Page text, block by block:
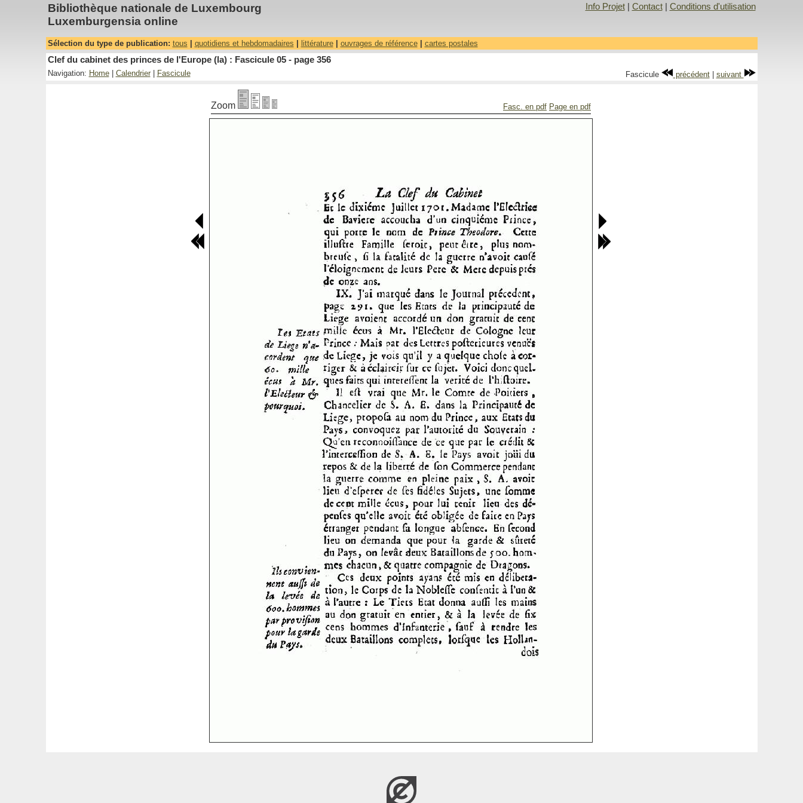
Bibliothèque nationale de Luxembourg
Luxemburgensia online
Info Projet| Contact| Conditions d'utilisation
Sélection du type de publication: tous quotidiens et hebdomadaires littérature| ouvrages de référence| cartes postales
Clef du cabinet des princes de l'Europe (la) : Fascicule 05 - page 356
Navigation: Home| Calendrier| Fascicule Fascicule précédent| suivant
Zoom Fasc. en pdf Page en pdf